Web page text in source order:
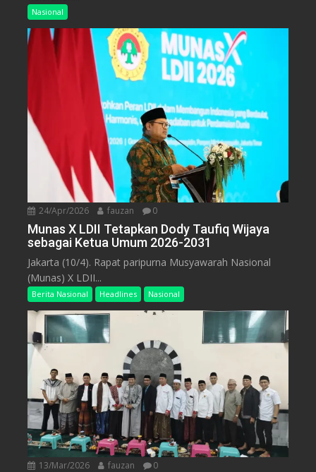
Nasional
24/Apr/2026 fauzan 0
Munas X LDII Tetapkan Dody Taufiq Wijaya
sebagai Ketua Umum 2026-2031
Jakarta (10/4). Rapat paripurna Musyawarah Nasional
(Munas) X LDII...
Berita Nasional Headlines Nasional
13/Mar/2026 fauzan 0